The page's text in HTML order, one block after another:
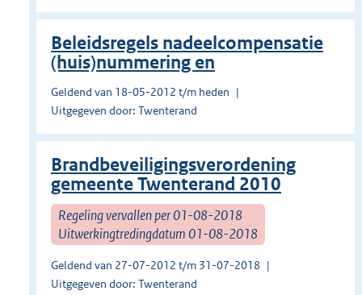
Beleidsregels nadeelcompensatie
(huis)nummering en
Geldend van 18-05-2012 t/m heden
Uitgegeven door: Twenterand
Brandbeveiligingsverordening
gemeente Twenterand 2010
Regeling vervallen per 01-08-2018
Uitwerkingtredingdatum 01-08-2018
Geldend van 27-07-2012 t/m 31-07-2018
Uitgegeven door: Twenterand